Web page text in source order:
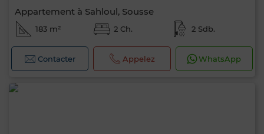
Appartement à Sahloul, Sousse
183 m² 2 Ch. 2 Sdb.
Contacter Appelez WhatsApp